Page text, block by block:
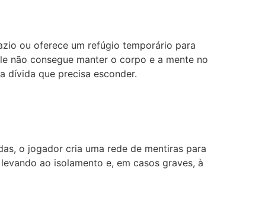
ou oferece um refúgio temporário para
não consegue manter o corpo e a mente no
dívida que precisa esconder.
o jogador cria uma rede de mentiras para
ao isolamento e, em casos graves, à